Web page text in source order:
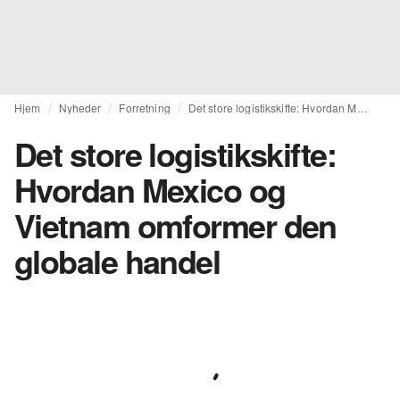
Hjem Nyheder Forretning
Det store logistikskifte:
Hvordan Mexico og
Vietnam omformer den
globale handel